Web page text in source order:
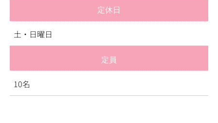
定休日
土・日曜日
定員
10名